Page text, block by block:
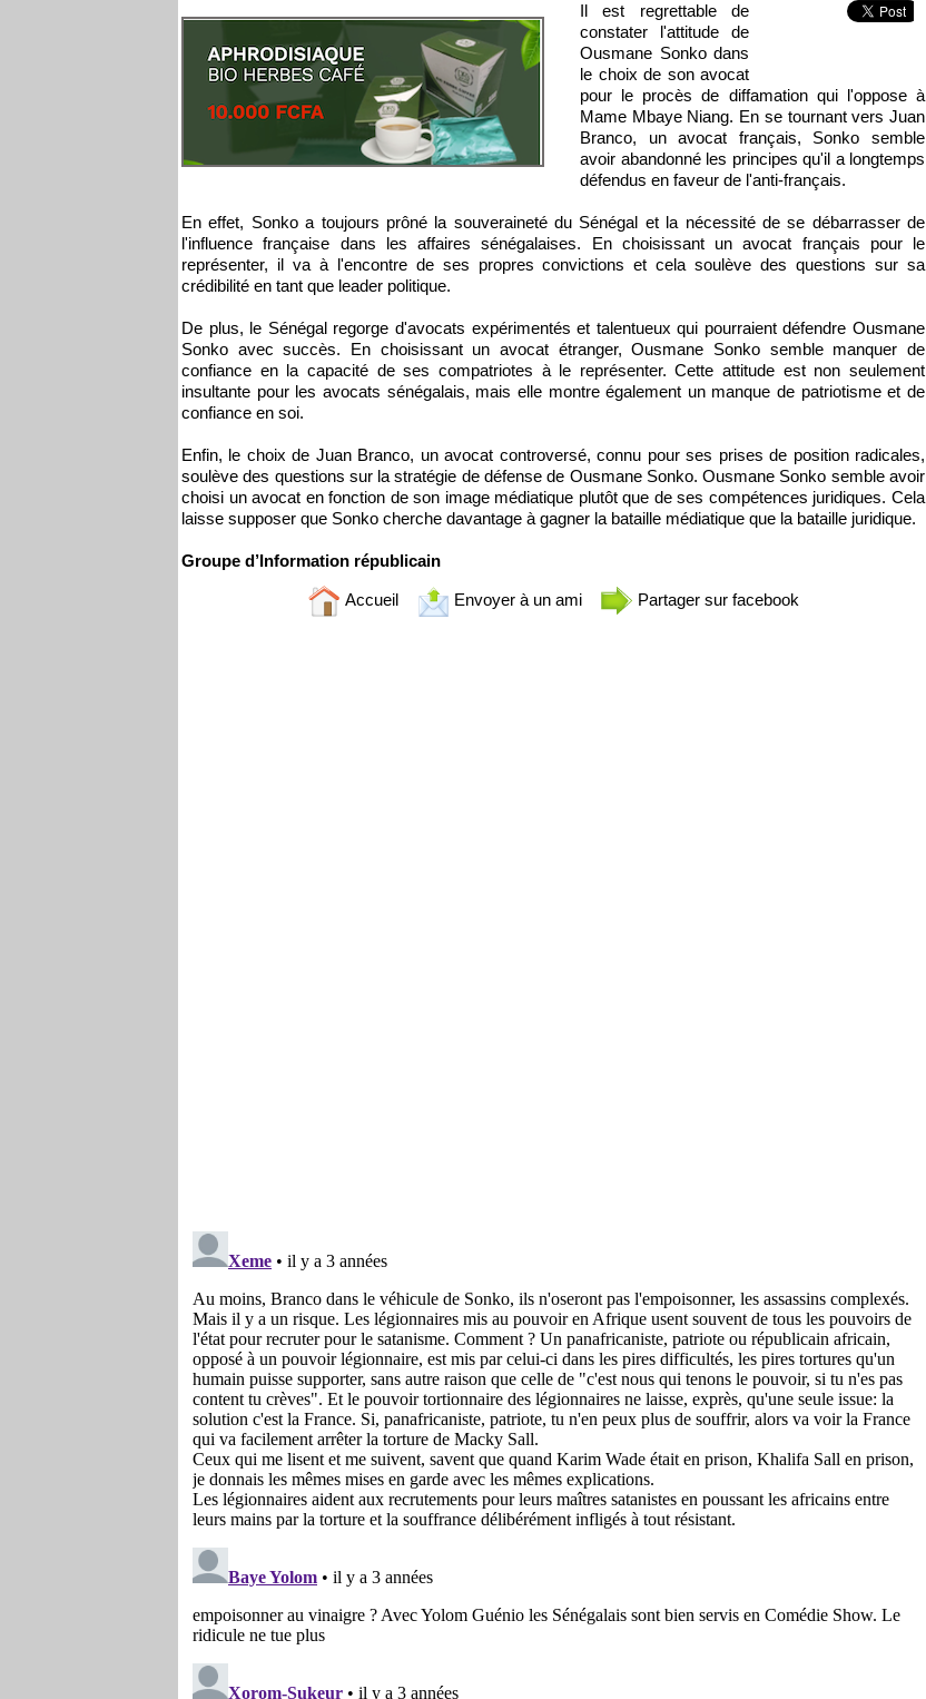
Il est regrettable de
constater l'attitude de
Ousmane Sonko dans
le choix de son avocat
pour le procès de diffamation qui l'oppose à
Mame Mbaye Niang. En se tournant vers Juan
Branco, un avocat français, Sonko semble
avoir abandonné les principes qu'il a longtemps
défendus en faveur de l'anti-français.
En effet, Sonko a toujours prôné la souveraineté du Sénégal et la nécessité de se débarrasser de
l'influence française dans les affaires sénégalaises. En choisissant un avocat français pour le
représenter, il va à l'encontre de ses propres convictions et cela soulève des questions sur sa
crédibilité en tant que leader politique.
De plus, le Sénégal regorge d'avocats expérimentés et talentueux qui pourraient défendre Ousmane
Sonko avec succès. En choisissant un avocat étranger, Ousmane Sonko semble manquer de
confiance en la capacité de ses compatriotes à le représenter. Cette attitude est non seulement
insultante pour les avocats sénégalais, mais elle montre également un manque de patriotisme et de
confiance en soi.
Enfin, le choix de Juan Branco, un avocat controversé, connu pour ses prises de position radicales,
soulève des questions sur la stratégie de défense de Ousmane Sonko. Ousmane Sonko semble avoir
choisi un avocat en fonction de son image médiatique plutôt que de ses compétences juridiques. Cela
laisse supposer que Sonko cherche davantage à gagner la bataille médiatique que la bataille juridique.
Groupe d’Information républicain
Accueil Envoyer à un ami Partager sur facebook